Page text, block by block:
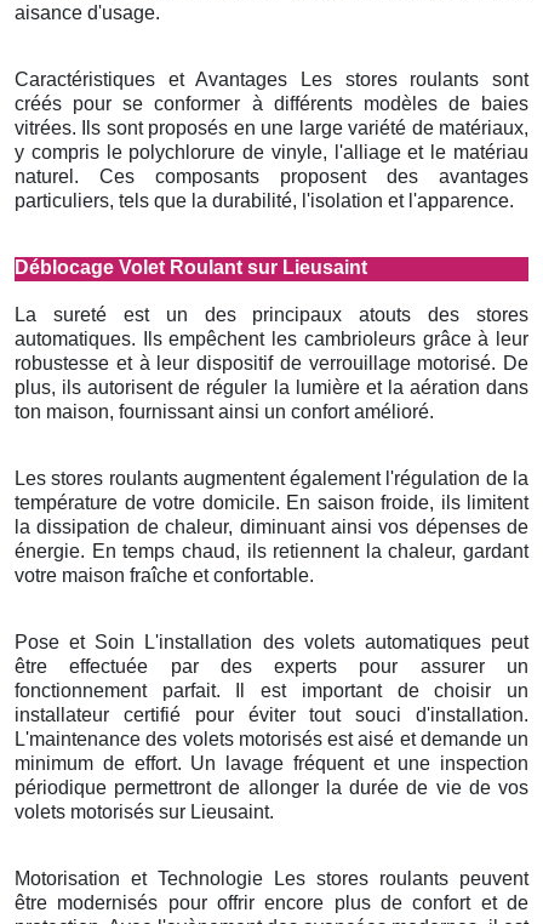
aisance d'usage.
Caractéristiques et Avantages Les stores roulants sont
créés pour se conformer à différents modèles de baies
vitrées. Ils sont proposés en une large variété de matériaux,
y compris le polychlorure de vinyle, l'alliage et le matériau
naturel. Ces composants proposent des avantages
particuliers, tels que la durabilité, l'isolation et l'apparence.
Déblocage Volet Roulant sur Lieusaint
La sureté est un des principaux atouts des stores
automatiques. Ils empêchent les cambrioleurs grâce à leur
robustesse et à leur dispositif de verrouillage motorisé. De
plus, ils autorisent de réguler la lumière et la aération dans
ton maison, fournissant ainsi un confort amélioré.
Les stores roulants augmentent également l'régulation de la
température de votre domicile. En saison froide, ils limitent
la dissipation de chaleur, diminuant ainsi vos dépenses de
énergie. En temps chaud, ils retiennent la chaleur, gardant
votre maison fraîche et confortable.
Pose et Soin L'installation des volets automatiques peut
être effectuée par des experts pour assurer un
fonctionnement parfait. Il est important de choisir un
installateur certifié pour éviter tout souci d'installation.
L'maintenance des volets motorisés est aisé et demande un
minimum de effort. Un lavage fréquent et une inspection
périodique permettront de allonger la durée de vie de vos
volets motorisés sur Lieusaint.
Motorisation et Technologie Les stores roulants peuvent
être modernisés pour offrir encore plus de confort et de